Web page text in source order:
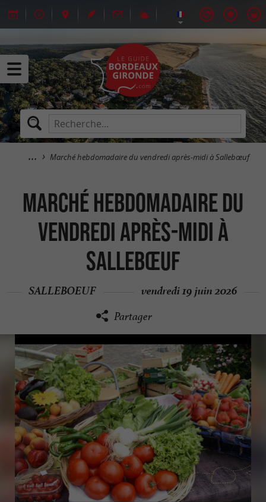
Marché hebdomadaire du vendredi après-midi à Sallebœuf
Marché hebdomadaire du
vendredi après-midi à
Sallebœuf
SALLEBOEUF vendredi 19 juin 2026
Partager